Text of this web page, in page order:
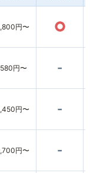
円〜 ○
円〜 -
円〜 -
円〜 -